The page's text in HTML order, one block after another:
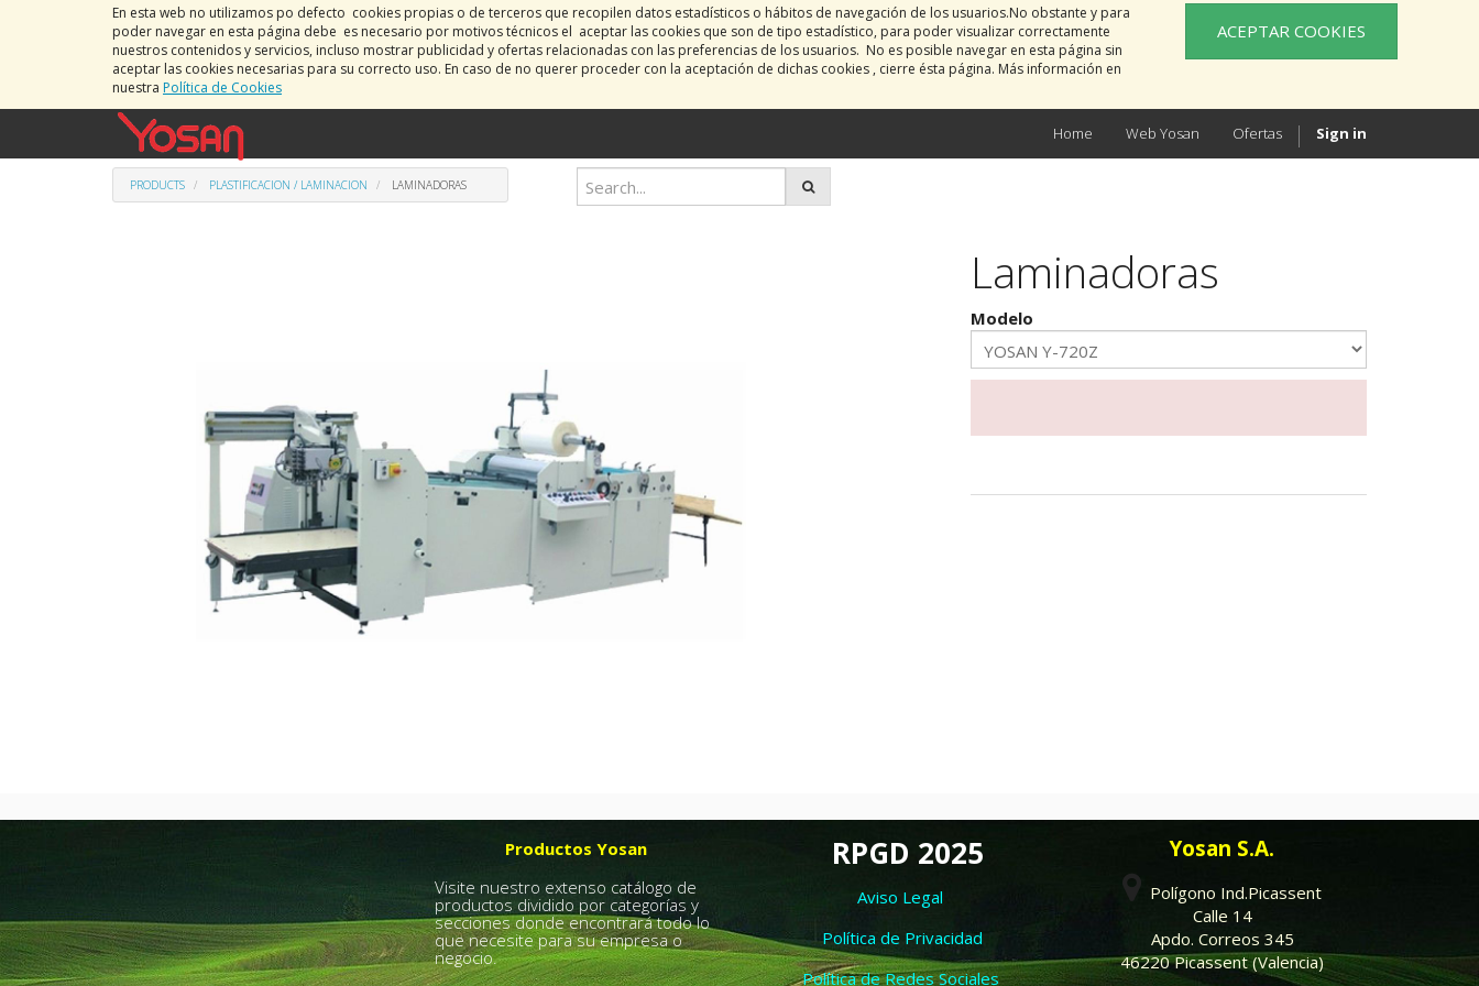
En esta web no utilizamos po defecto cookies propias o de terceros que recopilen datos estadísticos o hábitos de navegación de los usuarios.No obstante y para
poder navegar en esta página debe es necesario por motivos técnicos el aceptar las cookies que son de tipo estadístico, para poder visualizar correctamente
nuestros contenidos y servicios, incluso mostrar publicidad y ofertas relacionadas con las preferencias de los usuarios. No es posible navegar en esta página sin
aceptar las cookies necesarias para su correcto uso. En caso de no querer proceder con la aceptación de dichas cookies , cierre ésta página. Más información en
nuestra Política de Cookies
ACEPTAR COOKIES
Home Web Yosan Ofertas Sign in
PRODUCTS PLASTIFICACION / LAMINACION LAMINADORAS
Laminadoras
Modelo
Productos Yosan
Visite nuestro extenso catálogo de
productos dividido por categorías y
secciones donde encontrará todo lo
que necesite para su empresa o
negocio.
RPGD 2025
Aviso Legal
Política de Privacidad
Política de Redes Sociales
Yosan S.A.
Polígono Ind.Picassent
Calle 14
Apdo. Correos 345
46220 Picassent (Valencia)